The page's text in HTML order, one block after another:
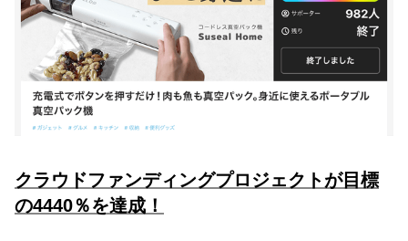
クラウドファンディングプロジェクトが目標
の4440％を達成！